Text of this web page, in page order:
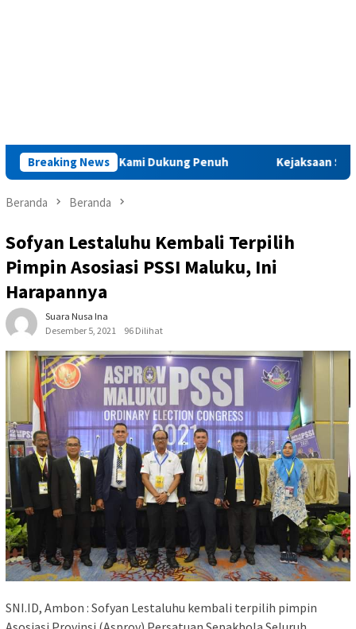
Breaking News
PAMA: Kami Dukung Penuh Kejaksaan Saparua
Beranda Beranda
Sofyan Lestaluhu Kembali Terpilih
Pimpin Asosiasi PSSI Maluku, Ini
Harapannya
Suara Nusa Ina
Desember 5, 2021
96 Dilihat
SNI.ID, Ambon : Sofyan Lestaluhu kembali terpilih pimpin